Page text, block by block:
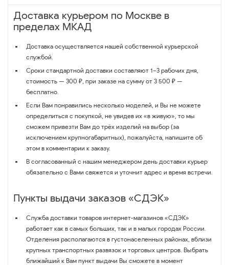
Доставка курьером по Москве в
пределах МКАД
Доставка осуществляется нашей собственной курьерской
службой.
Сроки стандартной доставки составляют 1–3 рабочих дня,
стоимость — 300 ₽, при заказе на сумму от 3 500 ₽ —
бесплатно.
Если Вам понравились несколько моделей, и Вы не можете
определиться с покупкой, не увидев их «в живую», то мы
сможем привезти Вам до трёх изделий на выбор (за
исключением крупногабаритных), пожалуйста, напишите об
этом в комментарии к заказу.
В согласованный с нашим менеджером день доставки курьер
обязательно с Вами свяжется и уточнит адрес и время встречи.
Пункты выдачи заказов «СДЭК»
Служба доставки товаров интернет-магазинов «СДЭК»
работает как в самых больших, так и в малых городах России.
Отделения располагаются в густонаселенных районах, вблизи
крупных транспортных развязок и торговых центров. Выбрать
ближайший к Вам пункт выдачи Вы сможете в момент